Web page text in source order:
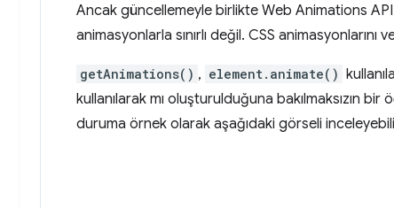
Ancak güncellemeyle birlikte Web Animations API
animasyonlarla sınırlı değil. CSS
getAnimations() , element.animate()
kullanılarak mı oluşturulduğuna bakılmaksızın
duruma örnek olarak aşağıdaki görseli